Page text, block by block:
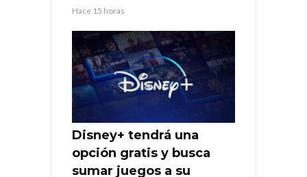
Hace 15 horas
Disney+ tendrá una
opción gratis y busca
sumar juegos a su